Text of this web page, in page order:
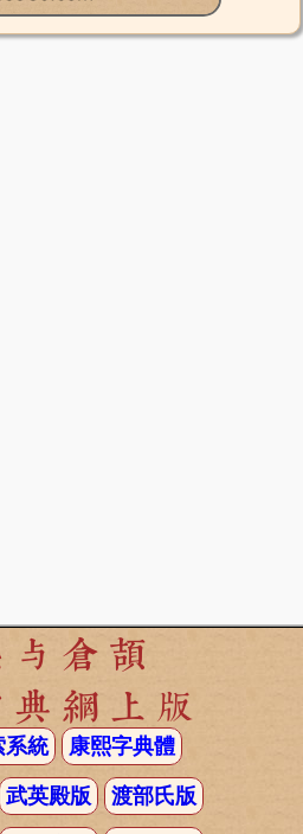
与倉頡
典網上版
系統 康熙字典體
武英殿版 渡部氏版